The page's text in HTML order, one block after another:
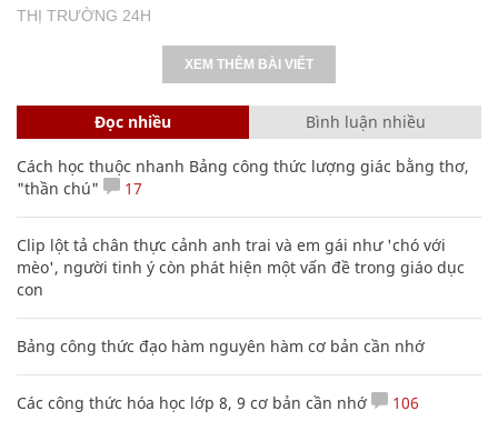
THỊ TRƯỜNG 24H
XEM THÊM BÀI VIẾT
Đọc nhiều Bình luận nhiều
Cách học thuộc nhanh Bảng công thức lượng giác bằng thơ,
"thần chú"
17
Clip lột tả chân thực cảnh anh trai và em gái như 'chó với
mèo', người tinh ý còn phát hiện một vấn đề trong giáo dục
con
Bảng công thức đạo hàm nguyên hàm cơ bản cần nhớ
Các công thức hóa học lớp 8, 9 cơ bản cần nhớ 106